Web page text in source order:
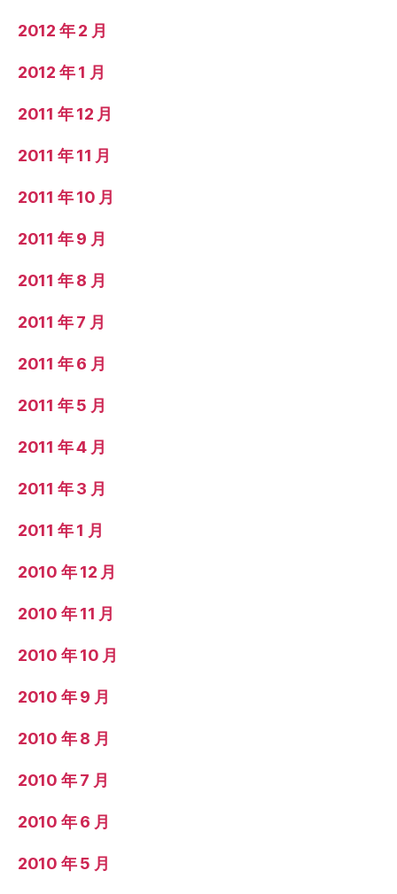
2012 年 2 月
2012 年 1 月
2011 年 12 月
2011 年 11 月
2011 年 10 月
2011 年 9 月
2011 年 8 月
2011 年 7 月
2011 年 6 月
2011 年 5 月
2011 年 4 月
2011 年 3 月
2011 年 1 月
2010 年 12 月
2010 年 11 月
2010 年 10 月
2010 年 9 月
2010 年 8 月
2010 年 7 月
2010 年 6 月
2010 年 5 月